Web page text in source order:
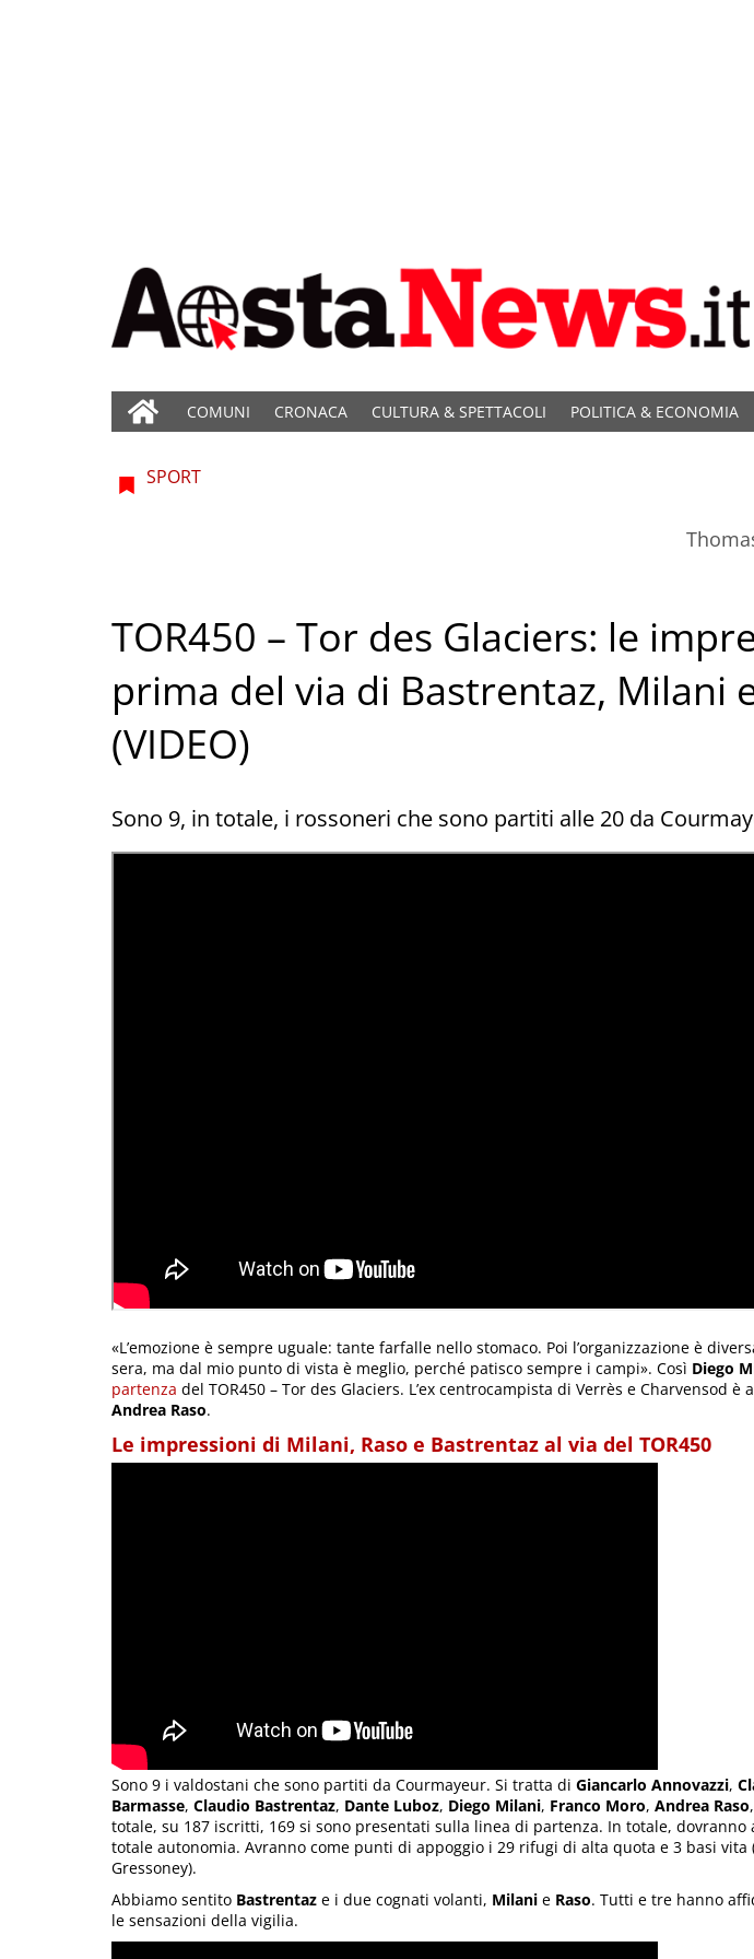
COMUNI CRONACA CULTURA & SPETTACOLI POLITICA & ECONOMIA
SPORT
TOR450 – Tor des Glaciers: le
prima del via di Bastrentaz, Milani
(VIDEO)
Sono 9, in totale, i rossoneri che sono partiti alle 20 da
«L’emozione è sempre uguale: tante farfalle nello stomaco. Poi l’organizzazione è
sera, ma dal mio punto di vista è meglio, perché patisco sempre i campi». Così Diego
partenza del TOR450 – Tor des Glaciers. L’ex centrocampista di Verrès e Charvensod è
Andrea Raso.
Le impressioni di Milani, Raso e Bastrentaz al via del TOR450
Sono 9 i valdostani che sono partiti da Courmayeur. Si tratta di Giancarlo Annovazzi,
Barmasse, Claudio Bastrentaz, Dante Luboz, Diego Milani, Franco Moro, Andrea Raso,
totale, su 187 iscritti, 169 si sono presentati sulla linea di partenza. In totale, dovranno
totale autonomia. Avranno come punti di appoggio i 29 rifugi di alta quota e 3 basi vita
Gressoney).
Abbiamo sentito Bastrentaz e i due cognati volanti, Milani e Raso. Tutti e tre hanno
le sensazioni della vigilia.